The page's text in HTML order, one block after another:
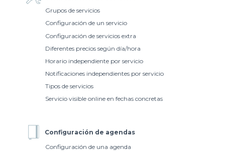
Grupos de servicios
Configuración de un servicio
Configuración de servicios extra
Diferentes precios según día/hora
Horario independiente por servicio
Notificaciones independientes por servicio
Tipos de servicios
Servicio visible online en fechas concretas
Configuración de agendas
Configuración de una agenda